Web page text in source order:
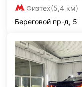
Физтех(5,4 км)
Береговой пр-д, 5